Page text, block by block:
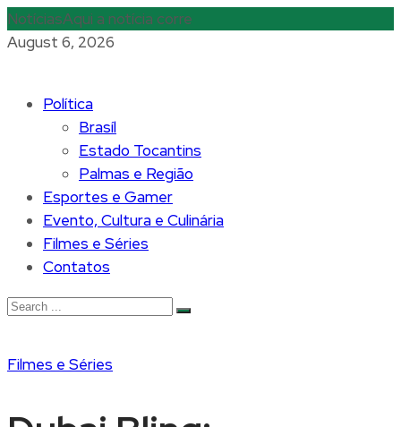
NotíciasAqui a notícia corre
August 6, 2026
Política
Brasíl
Estado Tocantins
Palmas e Região
Esportes e Gamer
Evento, Cultura e Culinária
Filmes e Séries
Contatos
Filmes e Séries